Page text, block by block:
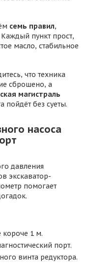
семь правил,
пункт прост,
масло, стабильное
что техника
сброшено, а
магистраль
пойдёт без суеты.
насоса
давления
экскаватор-
помогает
1 м.
порт.
винта редуктора.